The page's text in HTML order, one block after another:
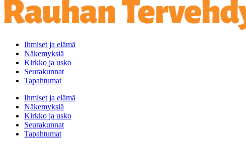
Ihmiset ja elämä
Näkemyksiä
Kirkko ja usko
Seurakunnat
Tapahtumat
Ihmiset ja elämä
Näkemyksiä
Kirkko ja usko
Seurakunnat
Tapahtumat